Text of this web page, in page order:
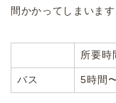
間かかってしまいます
所要時
バス 5時間